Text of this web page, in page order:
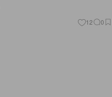
12 0